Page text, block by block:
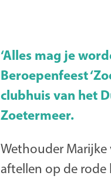
‘Alles mag je
Beroepenfeest
clubhuis van het
Zoetermeer.
Wethouder
aftellen op de